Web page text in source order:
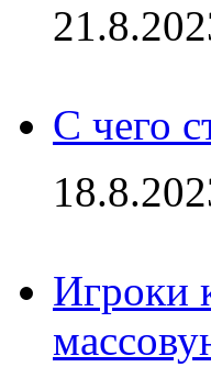
С чего
Игроки